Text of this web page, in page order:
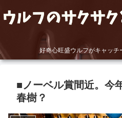
好奇心旺盛ウルフがキャッチ
■ノーベル賞間近。今
春樹？